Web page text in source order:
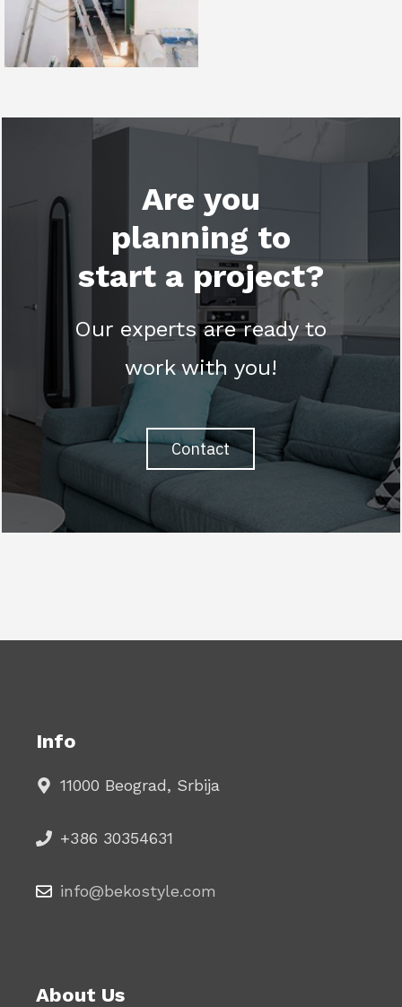
Are you
planning to
start a project?
Our experts are ready to
work with you!
Contact
Info
11000 Beograd, Srbija
+386 30354631
info@bekostyle.com
About Us